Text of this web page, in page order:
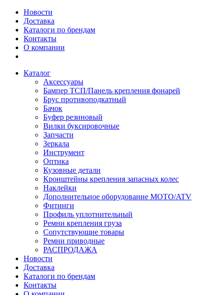
Новости
Доставка
Каталоги по брендам
Контакты
О компании
Каталог
Аксессуары
Бампер ТСП/Панель крепления фонарей
Брус противоподкатный
Бачок
Буфер резиновый
Вилки буксировочные
Запчасти
Зеркала
Инструмент
Оптика
Кузовные детали
Кронштейны крепления запасных колес
Наклейки
Дополнительное оборудование MOTO/ATV
Фитинги
Профиль уплотнительный
Ремни крепления груза
Сопутствующие товары
Ремни приводные
РАСПРОДАЖА
Новости
Доставка
Каталоги по брендам
Контакты